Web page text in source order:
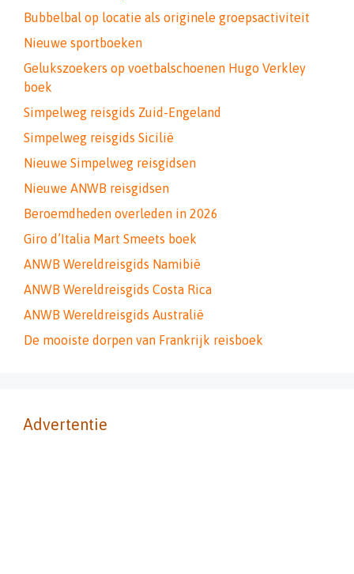
Bubbelbal op locatie als originele groepsactiviteit
Nieuwe sportboeken
Gelukszoekers op voetbalschoenen Hugo Verkley
boek
Simpelweg reisgids Zuid-Engeland
Simpelweg reisgids Sicilië
Nieuwe Simpelweg reisgidsen
Nieuwe ANWB reisgidsen
Beroemdheden overleden in 2026
Giro d’Italia Mart Smeets boek
ANWB Wereldreisgids Namibië
ANWB Wereldreisgids Costa Rica
ANWB Wereldreisgids Australië
De mooiste dorpen van Frankrijk reisboek
Advertentie